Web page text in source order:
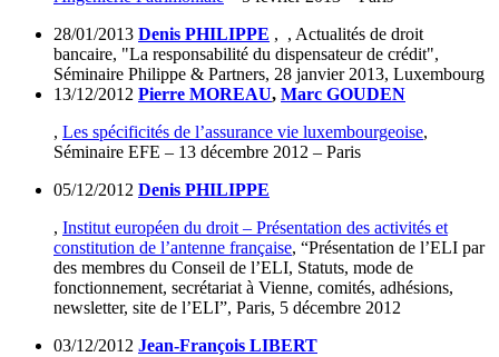
28/01/2013 Denis PHILIPPE , , Actualités de droit
bancaire, "La responsabilité du dispensateur de crédit",
Séminaire Philippe & Partners, 28 janvier 2013, Luxembourg
13/12/2012 Pierre MOREAU, Marc GOUDEN
, Les spécificités de l’assurance vie luxembourgeoise,
Séminaire EFE – 13 décembre 2012 – Paris
05/12/2012 Denis PHILIPPE
, Institut européen du droit – Présentation des activités et
constitution de l’antenne française, “Présentation de l’ELI par
des membres du Conseil de l’ELI, Statuts, mode de
fonctionnement, secrétariat à Vienne, comités, adhésions,
newsletter, site de l’ELI”, Paris, 5 décembre 2012
03/12/2012 Jean-François LIBERT